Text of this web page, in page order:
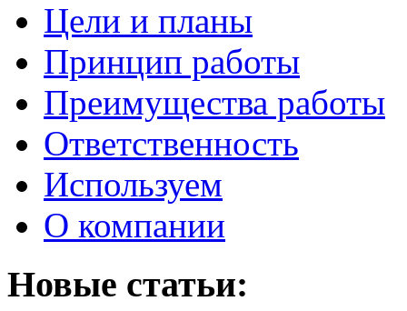
Цели и планы
Принцип работы
Преимущества работы
Ответственность
Используем
О компании
Новые статьи: